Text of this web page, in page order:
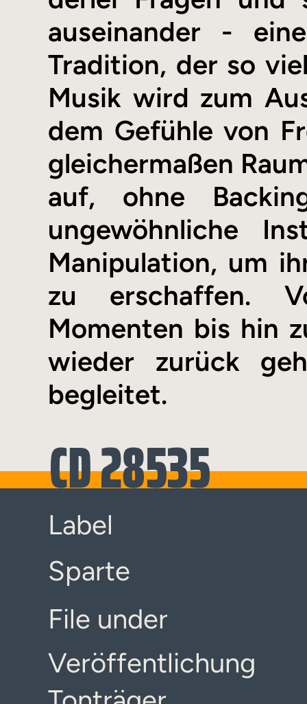
auseinander -
Tradition, der so
Musik wird zum
dem Gefühle von
gleichermaßen
auf, ohne
ungewöhnliche
Manipulation, um
zu erschaffen.
Momenten bis hin
wieder zurück
begleitet.
CD 28535
Label
Sparte
File under
Veröffentlichung